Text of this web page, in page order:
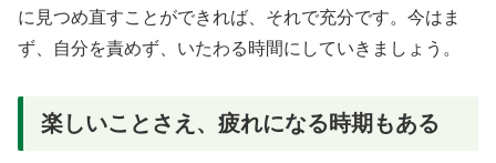
に見つめ直すことができれば、それで充分です。今はま
ず、自分を責めず、いたわる時間にしていきましょう。
楽しいことさえ、疲れになる時期もある